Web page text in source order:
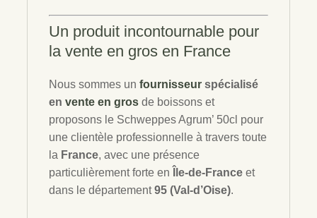
Un produit incontournable pour
la vente en gros en France
Nous sommes un fournisseur spécialisé
en vente en gros de boissons et
proposons le Schweppes Agrum’ 50cl pour
une clientèle professionnelle à travers toute
la France, avec une présence
particulièrement forte en
Île-de-France et
dans le département95 (Val-d’Oise).